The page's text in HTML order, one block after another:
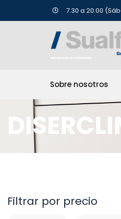
7.30 a 20:00
Sobre nosotros
Filtrar por precio